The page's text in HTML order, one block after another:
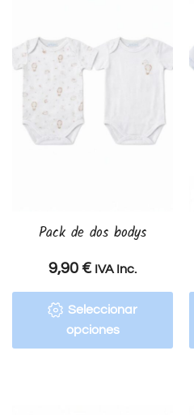
Pack de dos bodys
9,90 € IVA Inc.
Seleccionar
opciones